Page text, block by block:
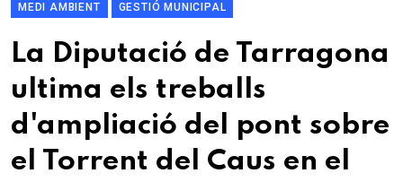
MEDI AMBIENT GESTIÓ MUNICIPAL
La Diputació de Tarragona
ultima els treballs
d'ampliació del pont sobre
el Torrent del Caus en el